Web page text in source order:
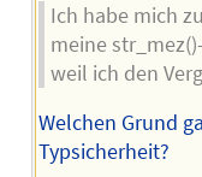
Ich habe mich
meine
weil ich den
Welchen Grund
Typsicherheit?